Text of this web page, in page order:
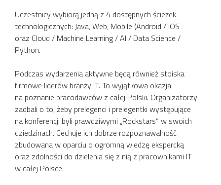
Uczestnicy wybiorą jedną z 4 dostępnych ścieżek
technologicznych: Java, Web, Mobile (Android / iOS
oraz Cloud / Machine Learning / AI / Data Science /
Python.
Podczas wydarzenia aktywne będą również stoiska
firmowe liderów branży IT. To wyjątkowa okazja
na poznanie pracodawców z całej Polski. Organizatorzy
zadbali o to, żeby prelegenci i prelegentki występujące
na konferencji byli prawdziwymi „Rockstars” w swoich
dziedzinach. Cechuje ich dobrze rozpoznawalność
zbudowana w oparciu o ogromną wiedzę ekspercką
oraz zdolności do dzielenia się z nią z pracownikami IT
w całej Polsce.